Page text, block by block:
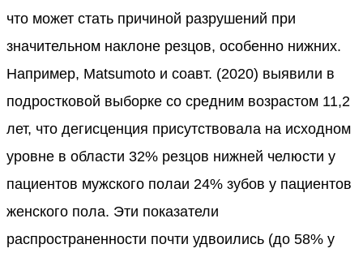
что может стать причиной разрушений при
значительном наклоне резцов, особенно нижних.
Например, Matsumoto и соавт. (2020) выявили в
подростковой выборке со средним возрастом 11,2
лет, что дегисценция присутствовала на исходном
уровне в области 32% резцов нижней челюсти у
пациентов мужского полаи 24% зубов у пациентов
женского пола. Эти показатели
распространенности почти удвоились (до 58% у